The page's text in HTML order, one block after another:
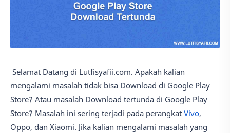
Selamat Datang di Lutfisyafii.com. Apakah kalian
mengalami masalah tidak bisa Download di Google Play
Store? Atau masalah Download tertunda di Google Play
Store? Masalah ini sering terjadi pada perangkat Vivo,
Oppo, dan Xiaomi. Jika kalian mengalami masalah yang